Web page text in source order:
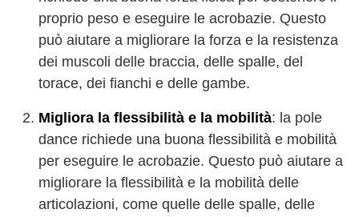
proprio peso e eseguire le acrobazie. Questo
può aiutare a migliorare la forza e la resistenza
dei muscoli delle braccia, delle spalle, del
torace, dei fianchi e delle gambe.
Migliora la flessibilità e la mobilità: la pole
dance richiede una buona flessibilità e mobilità
per eseguire le acrobazie. Questo può aiutare a
migliorare la flessibilità e la mobilità delle
articolazioni, come quelle delle spalle, delle